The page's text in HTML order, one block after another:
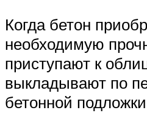
Когда бетон
необходимую
приступают к
выкладывают по
бетонной